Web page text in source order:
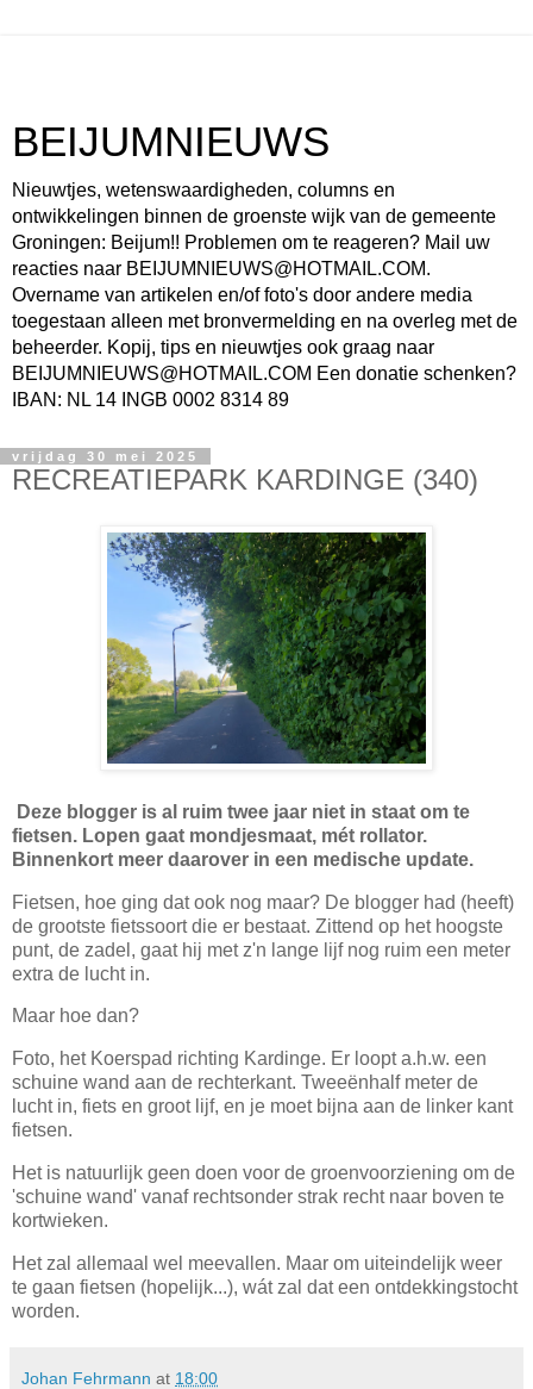
BEIJUMNIEUWS
Nieuwtjes, wetenswaardigheden, columns en
ontwikkelingen binnen de groenste wijk van de gemeente
Groningen: Beijum!! Problemen om te reageren? Mail uw
reacties naar BEIJUMNIEUWS@HOTMAIL.COM.
Overname van artikelen en/of foto's door andere media
toegestaan alleen met bronvermelding en na overleg met de
beheerder. Kopij, tips en nieuwtjes ook graag naar
BEIJUMNIEUWS@HOTMAIL.COM Een donatie schenken?
IBAN: NL 14 INGB 0002 8314 89
vrijdag 30 mei 2025
RECREATIEPARK KARDINGE (340)
Deze blogger is al ruim twee jaar niet in staat om te
fietsen. Lopen gaat mondjesmaat, mét rollator.
Binnenkort meer daarover in een medische update.
Fietsen, hoe ging dat ook nog maar? De blogger had (heeft)
de grootste fietssoort die er bestaat. Zittend op het hoogste
punt, de zadel, gaat hij met z'n lange lijf nog ruim een meter
extra de lucht in.
Maar hoe dan?
Foto, het Koerspad richting Kardinge. Er loopt a.h.w. een
schuine wand aan de rechterkant. Tweeënhalf meter de
lucht in, fiets en groot lijf, en je moet bijna aan de linker kant
fietsen.
Het is natuurlijk geen doen voor de groenvoorziening om de
'schuine wand' vanaf rechtsonder strak recht naar boven te
kortwieken.
Het zal allemaal wel meevallen. Maar om uiteindelijk weer
te gaan fietsen (hopelijk...), wát zal dat een ontdekkingstocht
worden.
Johan Fehrmann at 18:00